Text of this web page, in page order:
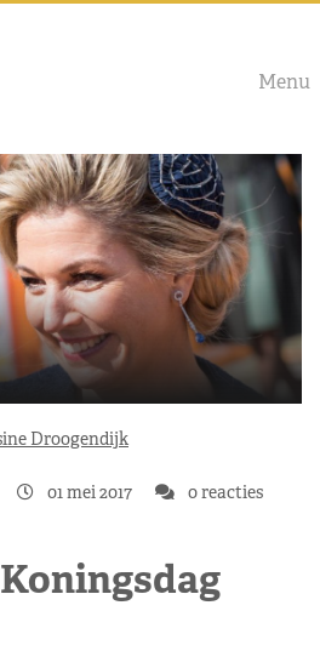
Menu
Droogendijk
01 mei 2017 0 reacties